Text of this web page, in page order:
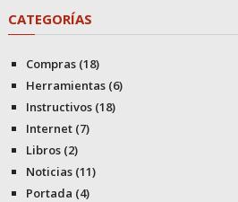
CATEGORÍAS
Compras(18)
Herramientas(6)
Instructivos(18)
Internet(7)
Libros(2)
Noticias(11)
Portada (4)